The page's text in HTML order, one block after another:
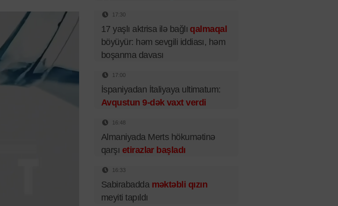
17:30
17 yaşlı aktrisa ilə bağlı qalmaqal
böyüyür: həm sevgili iddiası, həm
boşanma davası
17:00
İspaniyadan İtaliyaya ultimatum:
Avqustun 9-dək vaxt verdi
16:48
Almaniyada Merts hökumətinə
qarşı etirazlar başladı
16:33
Sabirabadda məktəbli qızın
meyiti tapıldı